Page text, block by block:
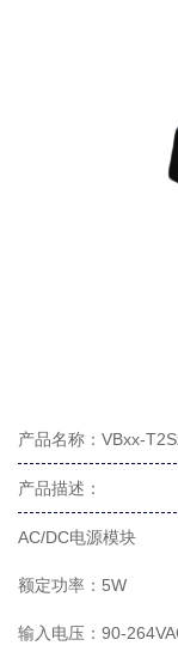
产品名称：VBxx-
产品描述：
AC/DC电源模块
额定功率：5W
输入电压：90-